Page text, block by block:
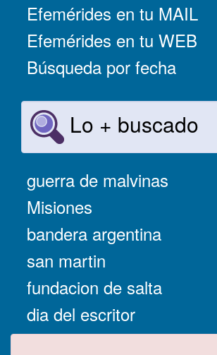
Efemérides en tu MAIL
Efemérides en tu WEB
Búsqueda por fecha
Lo + buscado
guerra de malvinas
Misiones
bandera argentina
san martin
fundacion de salta
dia del escritor